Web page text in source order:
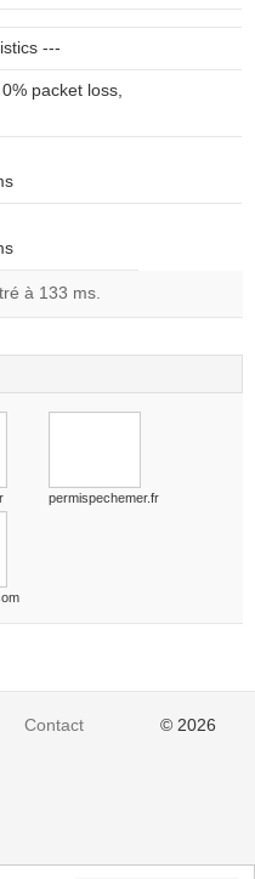
---
packet loss,
à 133 ms.
permispechemer.fr
Contact © 2026